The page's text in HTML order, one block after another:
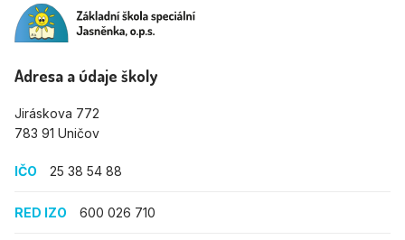
Adresa a údaje školy
Jiráskova 772
783 91 Uničov
IČO 25 38 54 88
RED IZO 600 026 710